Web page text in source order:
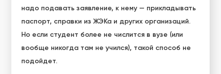
надо подавать заявление, к нему — прикладывать
паспорт, справки из ЖЭКа и других организаций.
Но если студент более не числится в вузе (или
вообще никогда там не учился), такой способ не
подойдет.